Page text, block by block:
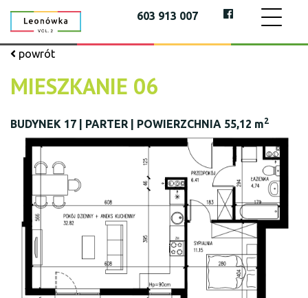
603 913 007
powrót
MIESZKANIE 06
BUDYNEK 17 | PARTER | POWIERZCHNIA 55,12 m2